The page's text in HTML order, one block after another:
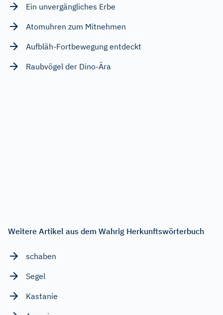
Ein unvergängliches Erbe
Atomuhren zum Mitnehmen
Aufbläh-Fortbewegung entdeckt
Raubvögel der Dino-Ära
Weitere Artikel aus dem Wahrig Herkunftswörterbuch
schaben
Segel
Kastanie